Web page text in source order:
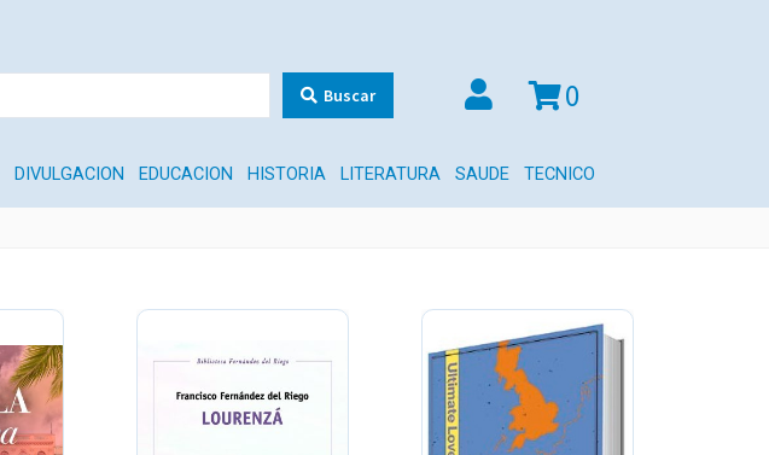
Buscar 0
DIVULGACION EDUCACION HISTORIA LITERATURA SAUDE TECNICO